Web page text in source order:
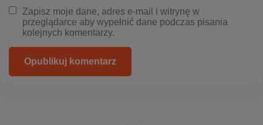
Zapisz moje dane, adres e-mail i witrynę w
przeglądarce aby wypełnić dane podczas pisania
kolejnych komentarzy.
Opublikuj komentarz